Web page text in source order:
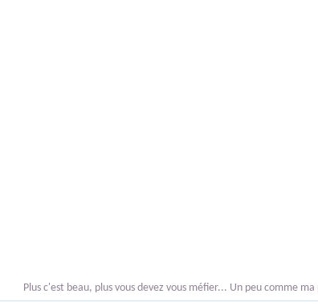
Plus c'est beau, plus vous devez vous méfier... Un peu comme